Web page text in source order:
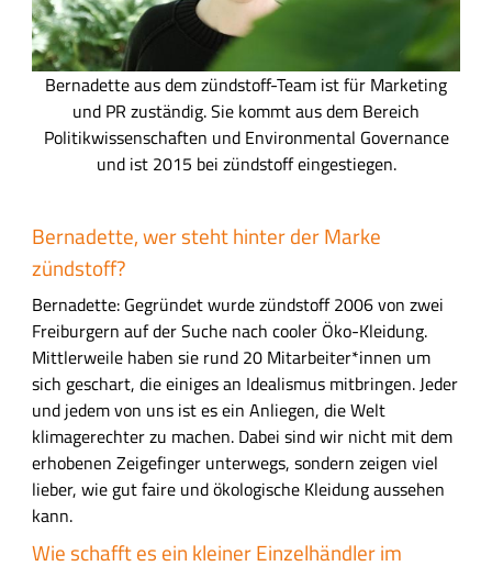
e
t
t
e
a
u
s
d
e
m
z
n
Bernadette aus dem zündstoff-Team ist für Marketing
und PR zuständig. Sie kommt aus dem Bereich
Politikwissenschaften und Environmental Governance
und ist 2015 bei zündstoff eingestiegen.
Bernadette, wer steht hinter der Marke
zündstoff?
Bernadette: Gegründet wurde zündstoff 2006 von zwei
Freiburgern auf der Suche nach cooler Öko-Kleidung.
Mittlerweile haben sie rund 20 Mitarbeiter*innen um
sich geschart, die einiges an Idealismus mitbringen. Jeder
und jedem von uns ist es ein Anliegen, die Welt
klimagerechter zu machen. Dabei sind wir nicht mit dem
erhobenen Zeigefinger unterwegs, sondern zeigen viel
lieber, wie gut faire und ökologische Kleidung aussehen
kann.
Wie schafft es ein kleiner Einzelhändler im